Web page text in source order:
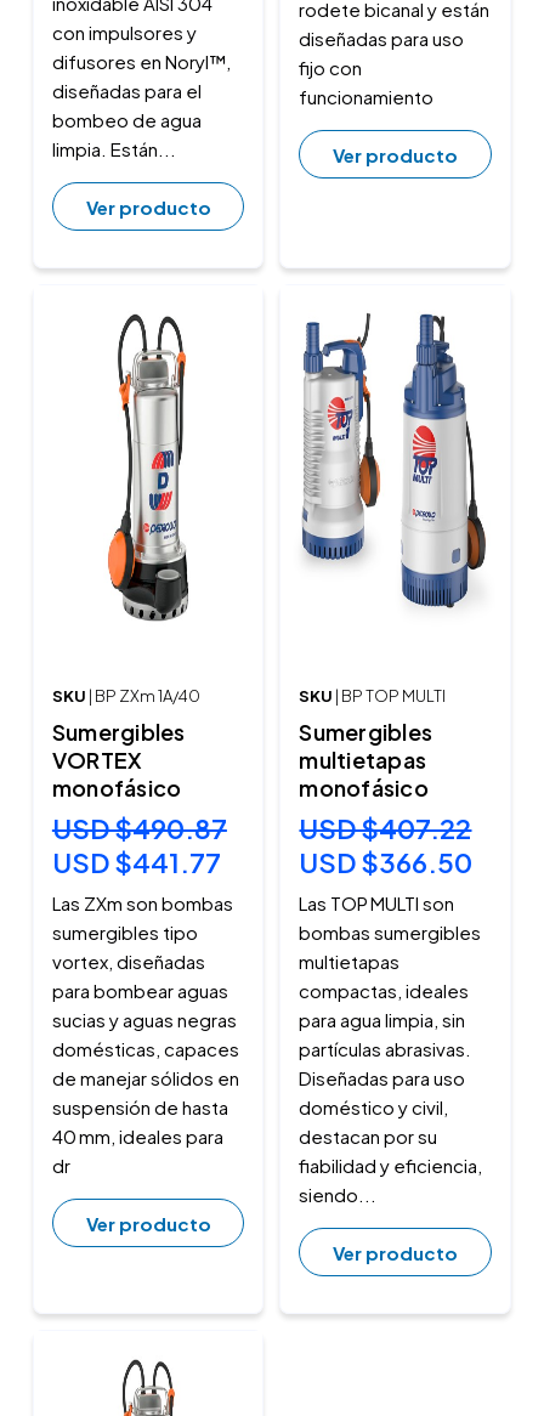
con impulsores y
difusores en Noryl™,
diseñadas para el
bombeo de agua
limpia. Están...
Ver producto
rodete bicanal y están
diseñadas para uso
fijo con
funcionamiento
Ver producto
SKU | BP ZXm 1A/40
Sumergibles
VORTEX
monofásico
USD $490.87
USD $441.77
Las ZXm son bombas
sumergibles tipo
vortex, diseñadas
para bombear aguas
sucias y aguas negras
domésticas, capaces
de manejar sólidos en
suspensión de hasta
40 mm, ideales para
dr
Ver producto
SKU | BP TOP MULTI
Sumergibles
multietapas
monofásico
USD $407.22
USD $366.50
Las TOP MULTI son
bombas sumergibles
multietapas
compactas, ideales
para agua limpia, sin
partículas abrasivas.
Diseñadas para uso
doméstico y civil,
destacan por su
fiabilidad y eficiencia,
siendo...
Ver producto